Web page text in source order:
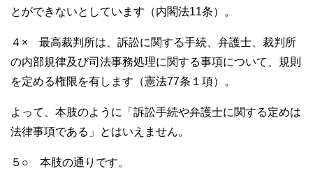
とができないとしています（内閣法11条）。
４× 最高裁判所は、訴訟に関する手続、弁護士、裁判所
の内部規律及び司法事務処理に関する事項について、規則
を定める権限を有します（憲法77条１項）。
よって、本肢のように「訴訟手続や弁護士に関する定めは
法律事項である」とはいえません。
５○ 本肢の通りです。